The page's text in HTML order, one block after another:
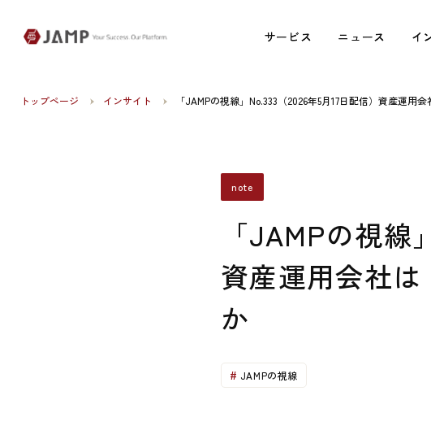
サービス
サービス ニュース
ニュース イ
イ
トップページ インサイト 「JAMPの視線」No.333（2026年5月17日配信）資産運用
note
「JAMPの視線
資産運用会社
か
JAMPの視線